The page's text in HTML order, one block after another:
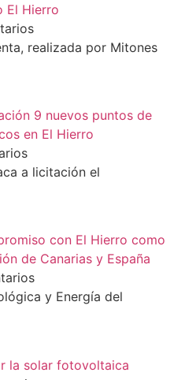
El Hierro
realizada por Mitones
9 nuevos puntos de
en El Hierro
a licitación el
con El Hierro como
de Canarias y España
y Energía del
la solar fotovoltaica